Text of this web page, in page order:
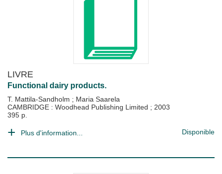
LIVRE
Functional dairy products.
T. Mattila-Sandholm ; Maria Saarela
CAMBRIDGE : Woodhead Publishing Limited ; 2003
395 p.
Plus d'information... Disponible